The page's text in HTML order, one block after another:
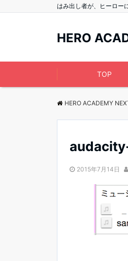
はみ出し者が、ヒーロー
HERO
TOP
HERO ACADEMY
2015年7月14日